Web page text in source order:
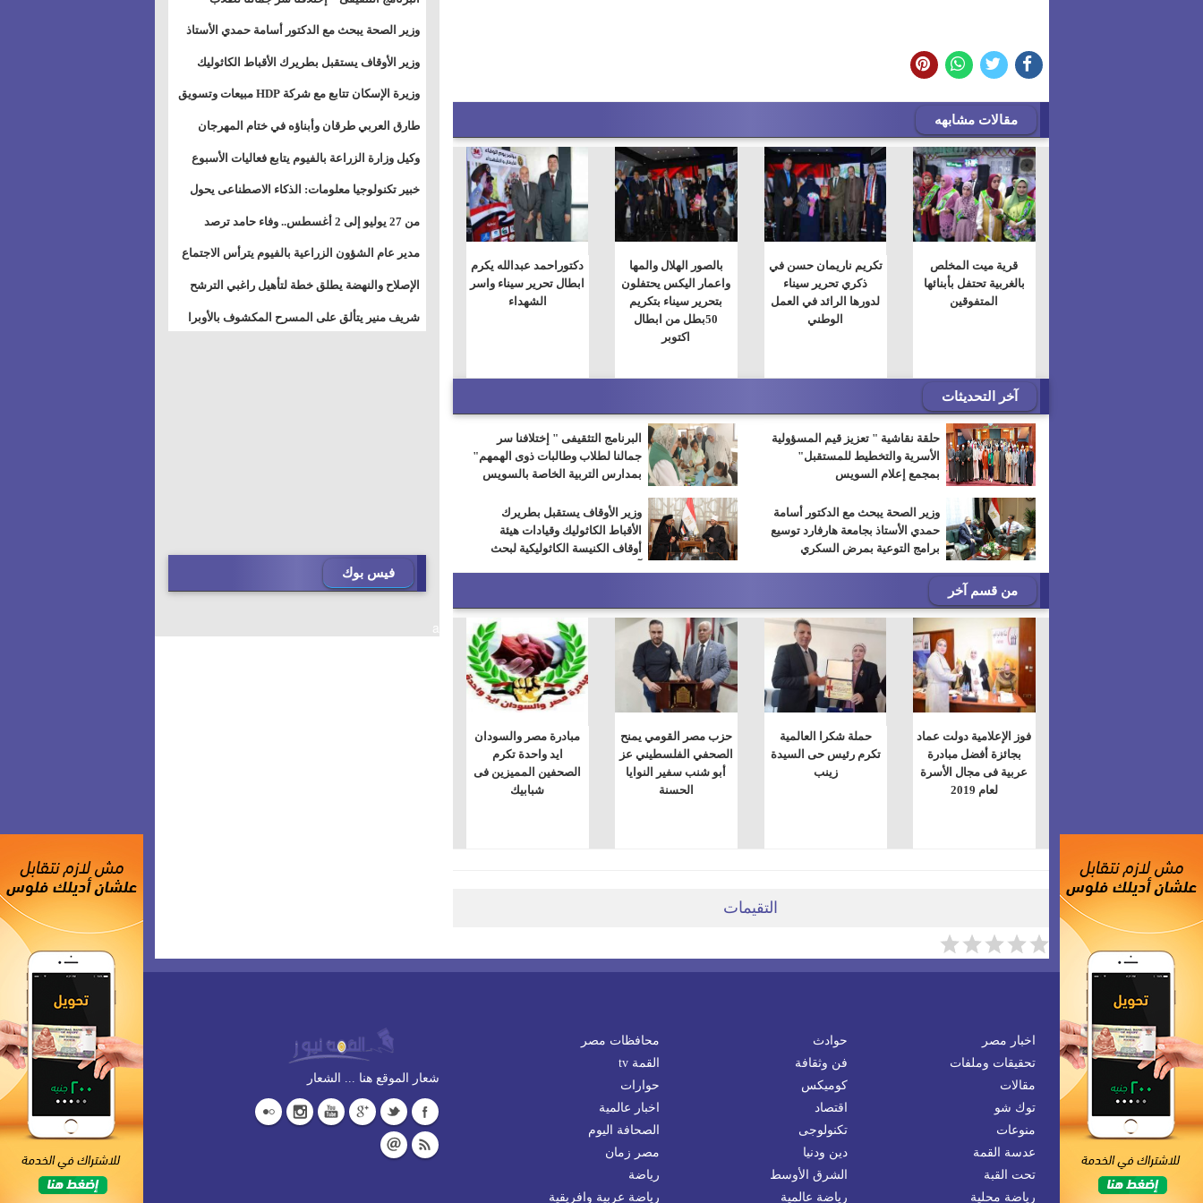
مقالات مشابهه
قرية ميت المخلص
بالغربية تحتفل بأبنائها
المتفوقين
تكريم ناريمان حسن في
ذكري تحرير سيناء
لدورها الرائد في العمل
الوطني
بالصور الهلال والمها
واعمار اليكس يحتفلون
بتحرير سيناء بتكريم
50بطل من ابطال
اكتوبر
دكتوراحمد عبدالله يكرم
ابطال تحرير سيناء واسر
الشهداء
آخر التحديثات
حلقة نقاشية " تعزيز قيم المسؤولية
الأسرية والتخطيط للمستقبل"
بمجمع إعلام السويس
البرنامج التثقيفى " إختلافنا سر
جمالنا لطلاب وطالبات ذوى الهمهم"
بمدارس التربية الخاصة بالسويس
وزير الصحة يبحث مع الدكتور أسامة
حمدي الأستاذ بجامعة هارفارد توسيع
برامج التوعية بمرض السكري
وزير الأوقاف يستقبل بطريرك
الأقباط الكاثوليك وقيادات هيئة
أوقاف الكنيسة الكاثوليكية لبحث
من قسم آخر
فوز الإعلامية دولت عماد
بجائزة أفضل مبادرة
عربية فى مجال الأسرة
لعام 2019
حملة شكرا العالمية
تكرم رئيس حى السيدة
زينب
حزب مصر القومي يمنح
الصحفي الفلسطيني عز
أبو شنب سفير النوايا
الحسنة
مبادرة مصر والسودان
ايد واحدة تكرم
الصحفين المميزين فى
شبابيك
التقيمات
وطالبات ذوى الهمهم" بمدارس التربية الخاصة
وزير الصحة يبحث مع الدكتور أسامة حمدي الأستاذ
بجامعة هارفارد توسيع برامج التوعية بمرض السكري
وزير الأوقاف يستقبل بطريرك الأقباط الكاثوليك
وزيرة الإسكان تتابع مع شركة HDP مبيعات وتسويق
مشروعات المدن الجديدة
طارق العربي طرقان وأبناؤه في ختام المهرجان
الصيفي للموسيقى والغناء بالمسرح المكشوف
وكيل وزارة الزراعة بالفيوم يتابع فعاليات الأسبوع
خبير تكنولوجيا معلومات: الذكاء الاصطناعى يحول
المستخدم إلى سلعة فى اقتصاد الانتباه
من 27 يوليو إلى 2 أغسطس.. وفاء حامد ترصد
تأثيرات أقوى الاتصالات الفلكية على الأبراج
مدير عام الشؤون الزراعية بالفيوم يترأس الاجتماع
الدوري لمتابعة الحصر الحيازي الجديدة
الإصلاح والنهضة يطلق خطة لتأهيل راغبي الترشح
للمجالس الشعبية المحلية ويستعرض خطط أماناته
بالمحافظات
شريف منير يتألق على المسرح المكشوف بالأوبرا
فيس بوك
a
اخبار مصر حوادث
محافظات مصر
تحقيقات وملفات
فن وثقافة
القمة tv
مقالات
كوميكس
حوارات
توك شو
اقتصاد
اخبار عالمية
منوعات
تكنولوجى
الصحافة اليوم
عدسة القمة
دين ودنيا
مصر زمان
تحت القبة
الشرق الأوسط
رياضة
رياضة محلية
رياضة عالمية رياضة عربية وافريقية
شعار الموقع هنا ... الشعار